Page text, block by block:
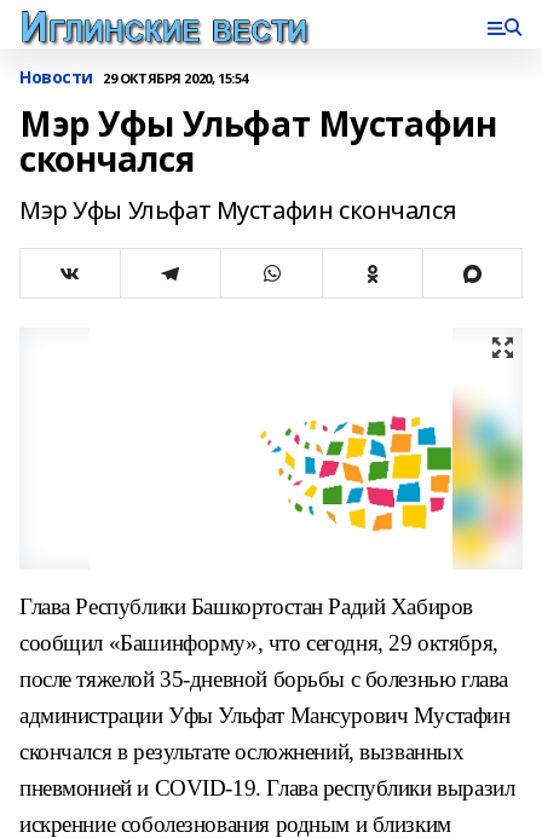
Новости 29 ОКТЯБРЯ 2020, 15:54
Мэр Уфы Ульфат Мустафин
скончался
Мэр Уфы Ульфат Мустафин скончался
Глава Республики Башкортостан Радий Хабиров
сообщил «Башинформу», что сегодня, 29 октября,
после тяжелой 35-дневной борьбы с болезнью глава
администрации Уфы Ульфат Мансурович Мустафин
скончался в результате осложнений, вызванных
пневмонией и COVID-19. Глава республики выразил
искренние соболезнования родным и близким